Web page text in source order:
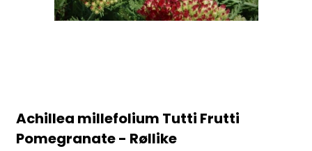
Achillea millefolium Tutti Frutti
Pomegranate - Røllike